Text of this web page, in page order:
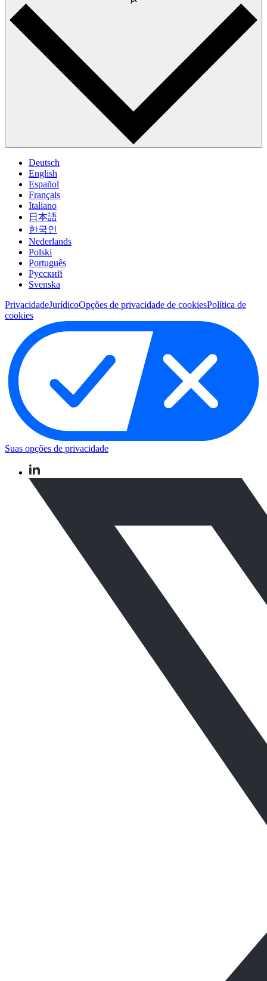
Deutsch
English
Español
Français
Italiano
日本語
한국인
Nederlands
Polski
Português
Pусский
Svenska
PrivacidadeJurídicoOpções de privacidade de cookiesPolítica de
cookies
Suas opções de privacidade